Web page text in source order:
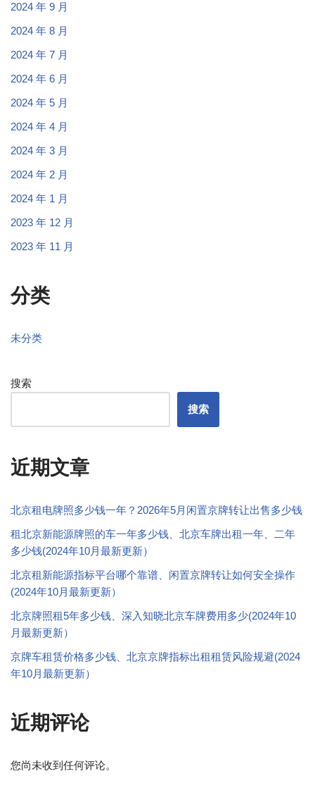
2024 年 9 月
2024 年 8 月
2024 年 7 月
2024 年 6 月
2024 年 5 月
2024 年 4 月
2024 年 3 月
2024 年 2 月
2024 年 1 月
2023 年 12 月
2023 年 11 月
分类
未分类
搜索
搜索
近期文章
北京租电牌照多少钱一年？2026年5月闲置京牌转让出售多少钱
租北京新能源牌照的车一年多少钱、北京车牌出租一年、二年
多少钱(2024年10月最新更新）
北京租新能源指标平台哪个靠谱、闲置京牌转让如何安全操作
(2024年10月最新更新）
北京牌照租5年多少钱、深入知晓北京车牌费用多少(2024年10
月最新更新）
京牌车租赁价格多少钱、北京京牌指标出租租赁风险规避(2024
年10月最新更新）
近期评论
您尚未收到任何评论。